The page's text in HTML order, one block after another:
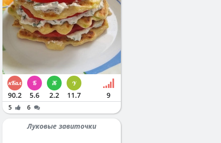
90.2 5.6 2.2 11.7 9
5 6
Луковые завиточки